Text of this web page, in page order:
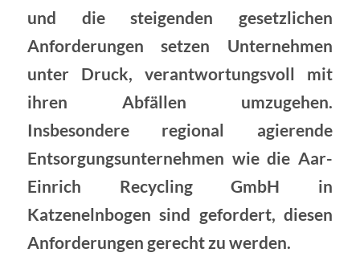
und die steigenden gesetzlichen
Anforderungen setzen Unternehmen
unter Druck, verantwortungsvoll mit
ihren Abfällen umzugehen.
Insbesondere regional agierende
Entsorgungsunternehmen wie die Aar-
Einrich Recycling GmbH in
Katzenelnbogen sind gefordert, diesen
Anforderungen gerecht zu werden.